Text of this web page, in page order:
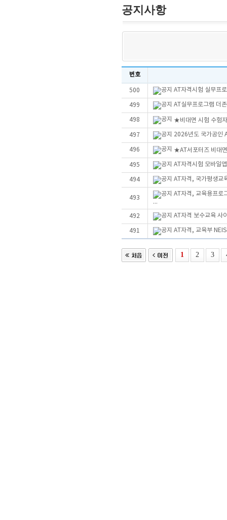
공지사항
번호
500 AT자격시험 실무프
499 AT실무프로그램 더
498 ★비대면 시험 수험
497 2026년도 국가공인
496 ★AT서포터즈 비대
495 AT자격시험 모바일
494 AT자격, 국가평생교
493
AT자격, 교육용프로
...
492 AT자격 보수교육 사
491 AT자격, 교육부
1 2 3